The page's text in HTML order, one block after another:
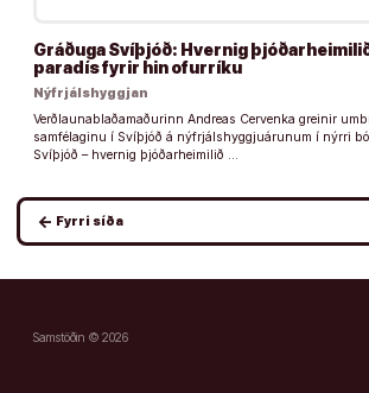
Gráðuga Svíþjóð: Hvernig
paradís fyrir hin ofurríku
Nýfrjálshyggjan
Verðlaunablaðamaðurinn Andreas Cervenka greinir
samfélaginu í Svíþjóð á nýfrjálshyggjuárunum í nýrri
Svíþjóð – hvernig þjóðarheimilið …
Posts
pagination
arrow_back Fyrri síða
Samstöðin © 2026